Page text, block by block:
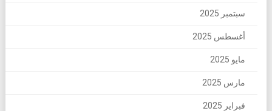
سبتمبر 2025
أغسطس 2025
مايو 2025
مارس 2025
فبراير 2025